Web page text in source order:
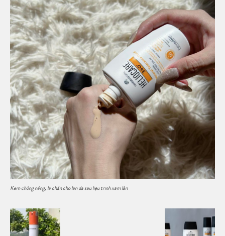
Kem chống nắng, lá chắn cho làn da sau liệu trình xâm lấn